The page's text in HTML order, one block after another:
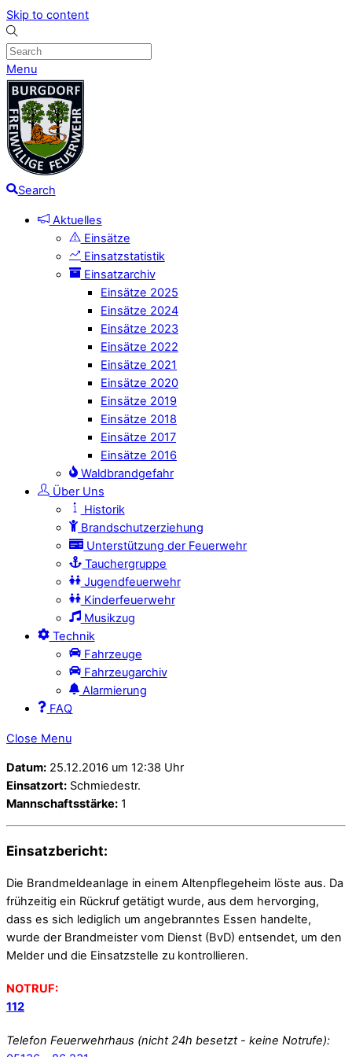
Skip to content
Menu
Search
Aktuelles
Einsätze
Einsatzstatistik
Einsatzarchiv
Einsätze 2025
Einsätze 2024
Einsätze 2023
Einsätze 2022
Einsätze 2021
Einsätze 2020
Einsätze 2019
Einsätze 2018
Einsätze 2017
Einsätze 2016
Waldbrandgefahr
Über Uns
Historik
Brandschutzerziehung
Unterstützung der Feuerwehr
Tauchergruppe
Jugendfeuerwehr
Kinderfeuerwehr
Musikzug
Technik
Fahrzeuge
Fahrzeugarchiv
Alarmierung
FAQ
Close Menu
Datum: 25.12.2016 um 12:38 Uhr
Einsatzort: Schmiedestr.
Mannschaftsstärke: 1
Einsatzbericht:
Die Brandmeldeanlage in einem Altenpflegeheim löste aus. Da
frühzeitig ein Rückruf getätigt wurde, aus dem hervorging,
dass es sich lediglich um angebranntes Essen handelte,
wurde der Brandmeister vom Dienst (BvD) entsendet, um den
Melder und die Einsatzstelle zu kontrollieren.
NOTRUF:
112
Telefon Feuerwehrhaus (nicht 24h besetzt - keine Notrufe):